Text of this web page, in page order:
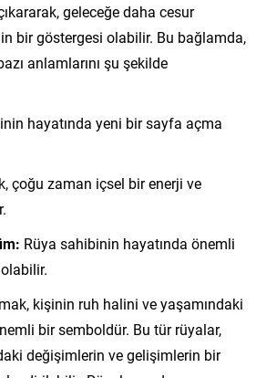
geleceğe daha cesur
bir göstergesi olabilir. Bu bağlamda,
anlamlarını şu şekilde
hayatında yeni bir sayfa açma
çoğu zaman içsel bir enerji ve
Rüya sahibinin hayatında önemli
kişinin ruh halini ve yaşamındaki
bir semboldür. Bu tür rüyalar,
değişimlerin ve gelişimlerin bir